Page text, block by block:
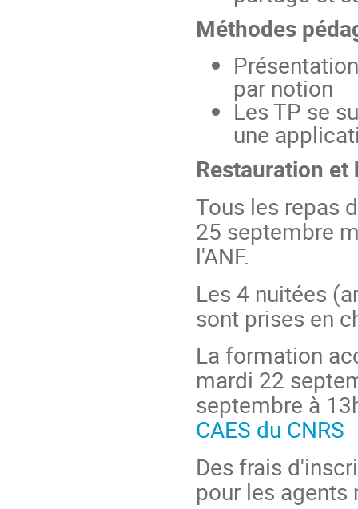
Méthodes
par notion
Les TP se
une
Restauration et
Tous les repas
25 septembre
l'ANF.
Les 4 nuitées
sont prises en
La formation
mardi 22
septembre à
CAES du CNRS
Des frais
pour les agents